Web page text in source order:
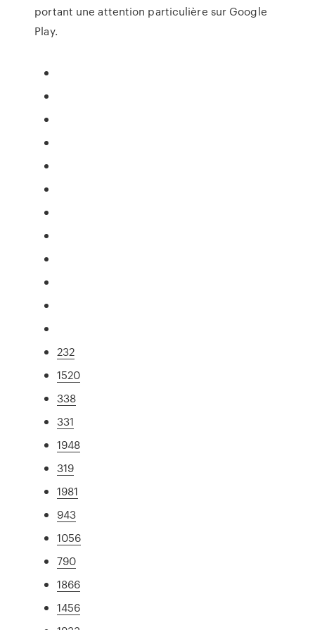
portant une attention particulière sur Google
Play.
232
1520
338
331
1948
319
1981
943
1056
790
1866
1456